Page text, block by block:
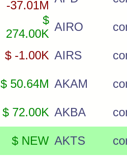
-37.01M
$
274.00K
AIRO
$ -1.00K AIRS
$ 50.64M AKAM
$ 72.00K AKBA
$ NEW AKTS